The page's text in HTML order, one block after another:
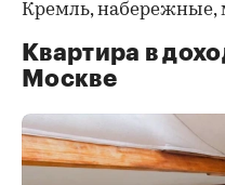
Кремль, набережные,
Квартира в
Москве